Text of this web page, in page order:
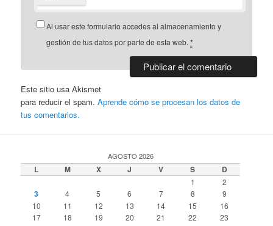
Al usar este formulario accedes al almacenamiento y
gestión de tus datos por parte de esta web.*
Este sitio usa Akismet
para reducir el spam.Aprende cómo se procesan los datos de
tus comentarios.
AGOSTO 2026
L M X J V S D
1 2
3 4 5 6 7 8
9
10
11 12 13 14 15
16
17
18 19 20 21 22
23